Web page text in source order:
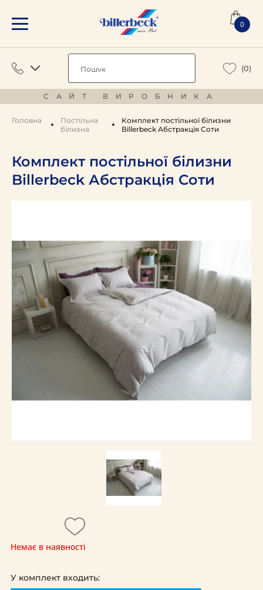
0
(0)
САЙТ ВИРОБНИКА
Головна
Постільна
білизна
Комплект постільної білизни
Billerbeck Абстракція Соти
Комплект постільної білизни
Billerbeck Абстракція Соти
Немає в наявності
У комплект входить: